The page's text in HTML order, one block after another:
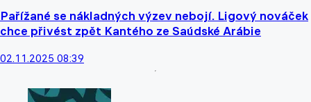
Pařížané se nákladných výzev nebojí. Ligový nováček
chce přivést zpět Kantého ze Saúdské Arábie
02.11.2025 08:39